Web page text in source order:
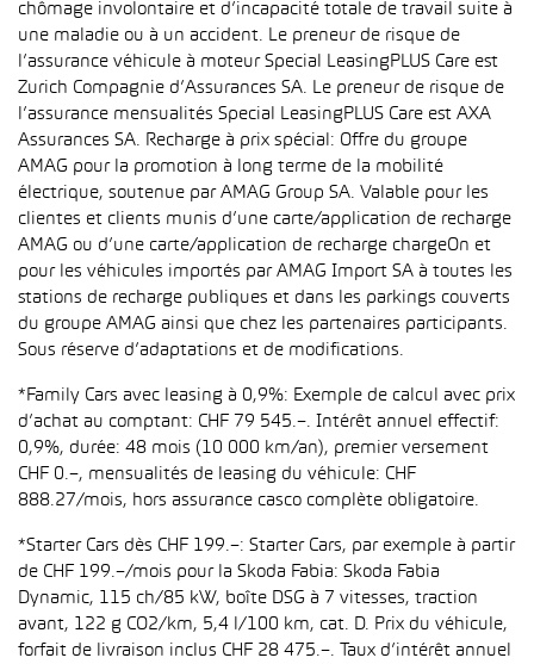
chômage involontaire et d’incapacité totale de travail suite à
une maladie ou à un accident. Le preneur de risque de
l’assurance véhicule à moteur Special LeasingPLUS Care est
Zurich Compagnie d’Assurances SA. Le preneur de risque de
l’assurance mensualités Special LeasingPLUS Care est AXA
Assurances SA. Recharge à prix spécial: Offre du groupe
AMAG pour la promotion à long terme de la mobilité
électrique, soutenue par AMAG Group SA. Valable pour les
clientes et clients munis d’une carte/application de recharge
AMAG ou d’une carte/application de recharge chargeOn et
pour les véhicules importés par AMAG Import SA à toutes les
stations de recharge publiques et dans les parkings couverts
du groupe AMAG ainsi que chez les partenaires participants.
Sous réserve d’adaptations et de modifications.
*Family Cars avec leasing à 0,9%: Exemple de calcul avec prix
d’achat au comptant: CHF 79 545.–. Intérêt annuel effectif:
0,9%, durée: 48 mois (10 000 km/an), premier versement
CHF 0.–, mensualités de leasing du véhicule: CHF
888.27/mois, hors assurance casco complète obligatoire.
*Starter Cars dès CHF 199.–: Starter Cars, par exemple à partir
de CHF 199.–/mois pour la Skoda Fabia: Skoda Fabia
Dynamic, 115 ch/85 kW, boîte DSG à 7 vitesses, traction
avant, 122 g CO2/km, 5,4 l/100 km, cat. D. Prix du véhicule,
forfait de livraison inclus CHF 28 475.–. Taux d’intérêt annuel